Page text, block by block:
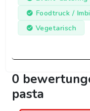
Foodtruck /
Vegetarisch
0
pasta